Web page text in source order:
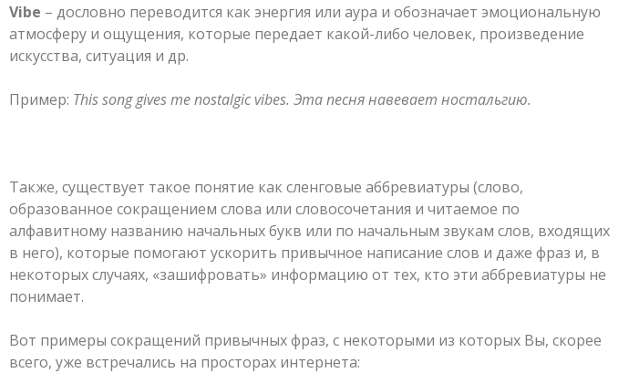
Vibe – дословно переводится как энергия или аура и обозначает эмоциональную
атмосферу и ощущения, которые передает какой-либо человек, произведение
искусства, ситуация и др.
Пример: This song gives me nostalgic vibes. Эта песня навевает ностальгию.
Также, существует такое понятие как сленговые аббревиатуры (слово,
образованное сокращением слова или словосочетания и читаемое по
алфавитному названию начальных букв или по начальным звукам слов, входящих
в него), которые помогают ускорить привычное написание слов и даже фраз и, в
некоторых случаях, «зашифровать» информацию от тех, кто эти аббревиатуры не
понимает.
Вот примеры сокращений привычных фраз, с некоторыми из которых Вы, скорее
всего, уже встречались на просторах интернета: